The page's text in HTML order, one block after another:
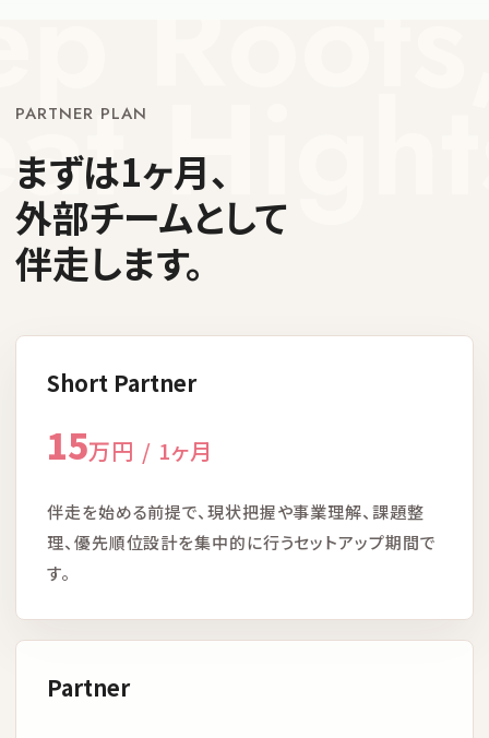
PARTNER PLAN
まずは1ヶ月、
外部チームとして
伴走します。
Short Partner
15万円 / 1ヶ月
伴走を始める前提で、現状把握や事業理解、課題整
理、優先順位設計を集中的に行うセットアップ期間で
す。
Partner